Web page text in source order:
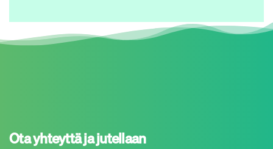
Ota yhteyttä ja jutellaan